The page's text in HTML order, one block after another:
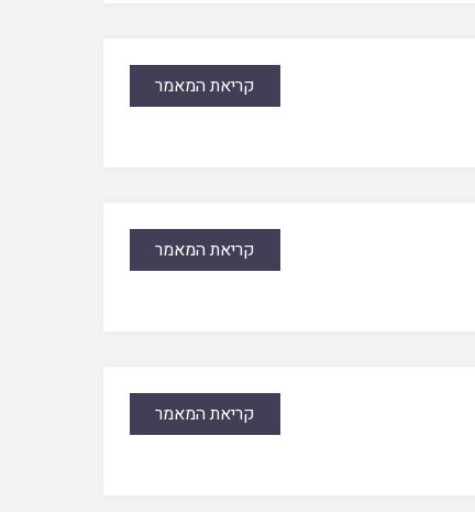
קריאת המאמר
קריאת המאמר
קריאת המאמר